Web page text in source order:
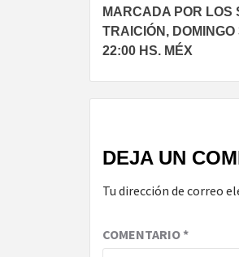
MARCADA POR LOS
TRAICIÓN,
22:00 HS. MÉX
DEJA UN
Tu dirección de correo
COMENTARIO*